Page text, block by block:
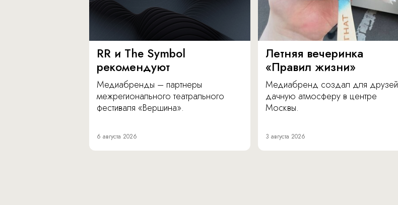
RR и The Symbol
рекомендуют
Медиабренды – партнеры
межрегионального театрального
фестиваля «Вершина».
6 августа 2026
Летняя вечеринка
«Правил жизни»
Медиабренд создал для друзей
дачную атмосферу в центре
Москвы.
3 августа 2026